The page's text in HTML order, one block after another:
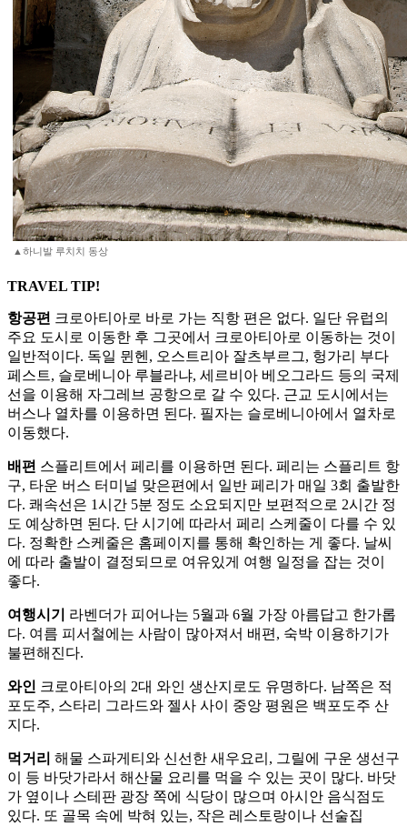
▲하니발 루치치 동상
TRAVEL TIP!
항공편 크로아티아로 바로 가는 직항 편은 없다. 일단 유럽의
주요 도시로 이동한 후 그곳에서 크로아티아로 이동하는 것이
일반적이다. 독일 뮌헨, 오스트리아 잘츠부르그, 헝가리 부다
페스트, 슬로베니아 루블라냐, 세르비아 베오그라드 등의 국제
선을 이용해 자그레브 공항으로 갈 수 있다. 근교 도시에서는
버스나 열차를 이용하면 된다. 필자는 슬로베니아에서 열차로
이동했다.
배편 스플리트에서 페리를 이용하면 된다. 페리는 스플리트 항
구, 타운 버스 터미널 맞은편에서 일반 페리가 매일 3회 출발한
다. 쾌속선은 1시간 5분 정도 소요되지만 보편적으로 2시간 정
도 예상하면 된다. 단 시기에 따라서 페리 스케줄이 다를 수 있
다. 정확한 스케줄은 홈페이지를 통해 확인하는 게 좋다. 날씨
에 따라 출발이 결정되므로 여유있게 여행 일정을 잡는 것이
좋다.
여행시기
라벤더가 피어나는 5월과 6월 가장 아름답고 한가롭
다. 여름 피서철에는 사람이 많아져서 배편, 숙박 이용하기가
불편해진다.
와인 크로아티아의 2대 와인 생산지로도 유명하다. 남쪽은 적
포도주, 스타리 그라드와 젤사 사이 중앙 평원은 백포도주 산
지다.
먹거리 해물 스파게티와 신선한 새우요리, 그릴에 구운 생선구
이 등 바닷가라서 해산물 요리를 먹을 수 있는 곳이 많다. 바닷
가 옆이나 스테판 광장 쪽에 식당이 많으며 아시안 음식점도
있다. 또 골목 속에 박혀 있는, 작은 레스토랑이나 선술집